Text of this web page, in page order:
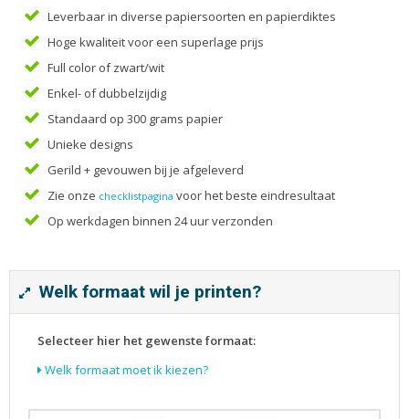
Mondkapjes
Notitieblokken
Rapporten/Verslagen
Rouwkaarten
Scripties
Tijdschriften
Verhuiskaarten
Leverbaar in diverse papiersoorten en papierdiktes
Hoge kwaliteit voor een superlage prijs
Full color of zwart/wit
Enkel- of dubbelzijdig
Standaard op 300 grams papier
Unieke designs
Gerild + gevouwen bij je afgeleverd
Zie onze checklistpagina voor het beste eindresultaat
Op werkdagen binnen 24 uur verzonden
Welk formaat wil je printen?
Selecteer hier het gewenste formaat:
Welk formaat moet ik kiezen?